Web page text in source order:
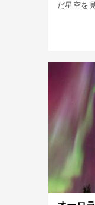
だ星空を
「メッチ
て考えて